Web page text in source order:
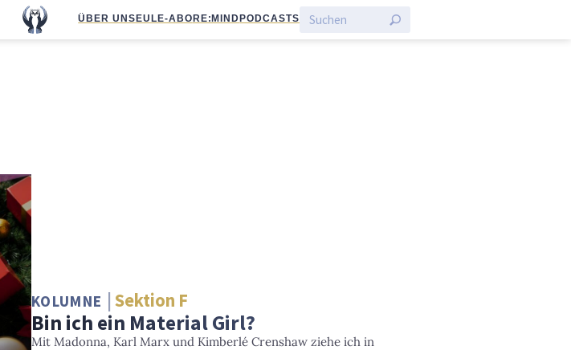
ÜBER UNS EULE-ABO RE:MIND PODCASTS
KOLUMNE Sektion F
Bin ich ein Material Girl?
Mit Madonna, Karl Marx und Kimberlé Crenshaw ziehe ich in